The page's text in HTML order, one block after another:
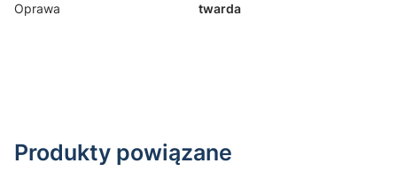
Oprawa twarda
Produkty powiązane